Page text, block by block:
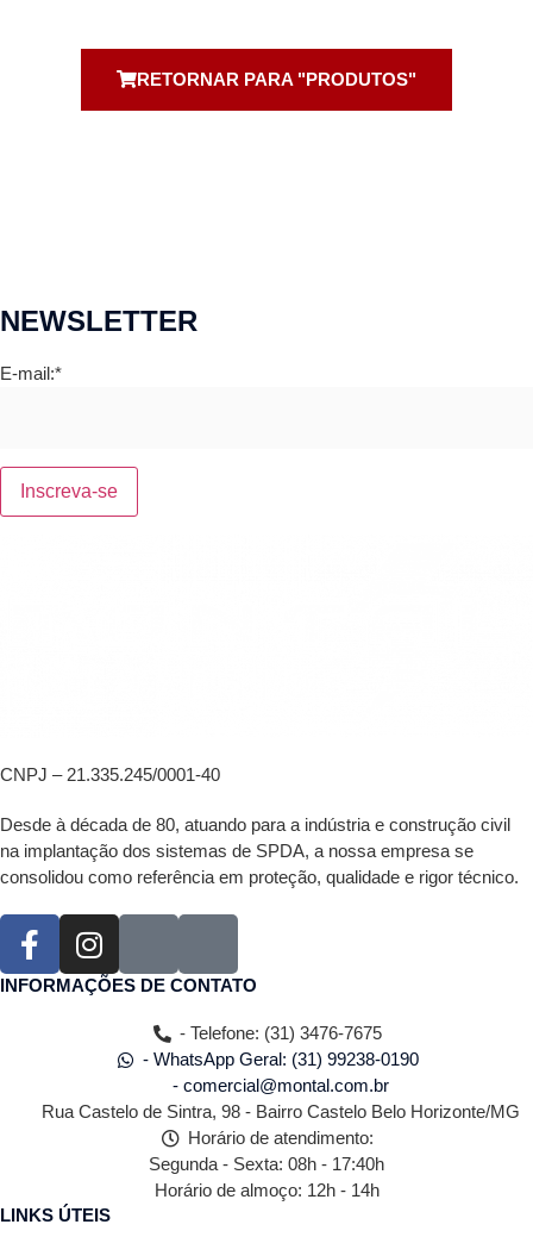
RETORNAR PARA "PRODUTOS"
NEWSLETTER
E-mail:*
CNPJ – 21.335.245/0001-40
Desde à década de 80, atuando para a indústria e construção civil
na implantação dos sistemas de SPDA, a nossa empresa se
consolidou como referência em proteção, qualidade e rigor técnico.
INFORMAÇÕES DE CONTATO
- Telefone: (31) 3476-7675
- WhatsApp Geral: (31) 99238-0190
- comercial@montal.com.br
Rua Castelo de Sintra, 98 - Bairro Castelo Belo Horizonte/MG
Horário de atendimento:
Segunda - Sexta: 08h - 17:40h
Horário de almoço: 12h - 14h
LINKS ÚTEIS